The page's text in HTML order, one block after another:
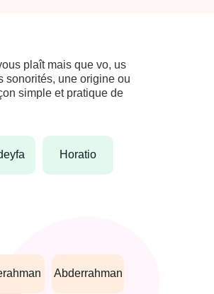
plaît mais que vo, us
sonorités, une origine ou
simple et pratique de
horatio
abderrahman